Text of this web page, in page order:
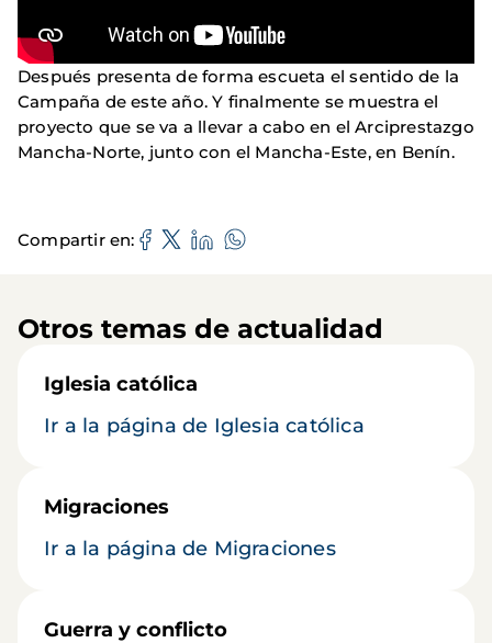
Después presenta de forma escueta el sentido de la
Campaña de este año. Y finalmente se muestra el
proyecto que se va a llevar a cabo en el Arciprestazgo
Mancha-Norte, junto con el Mancha-Este, en Benín.
Compartir en
Otros temas de actualidad
Iglesia católica
Ir a la página de Iglesia católica
Migraciones
Ir a la página de Migraciones
Guerra y conflicto